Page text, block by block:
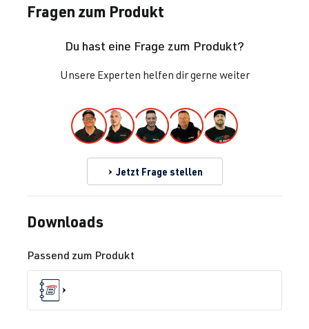
Fragen zum Produkt
Du hast eine Frage zum Produkt?
Unsere Experten helfen dir gerne weiter
Jetzt Frage stellen
Downloads
Passend zum Produkt